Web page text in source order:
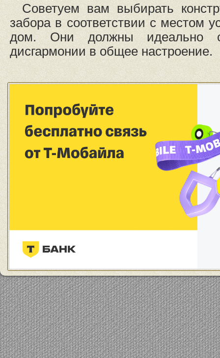
Советуем вам выбирать
забора в соответствии с местом
дом. Они должны идеально
дисгармонии в общее настроение.